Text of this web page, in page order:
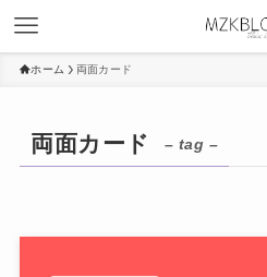
ホーム 両面カード
両面カード – tag –